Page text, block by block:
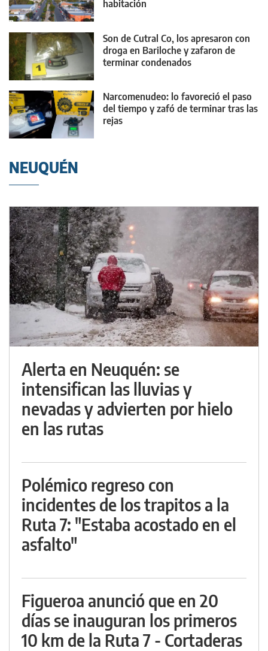
habitación
Son de Cutral Co, los apresaron con
droga en Bariloche y zafaron de
terminar condenados
Narcomenudeo: lo favoreció el paso
del tiempo y zafó de terminar tras las
rejas
NEUQUÉN
Alerta en Neuquén: se
intensifican las lluvias y
nevadas y advierten por hielo
en las rutas
Polémico regreso con
incidentes de los trapitos a la
Ruta 7: "Estaba acostado en el
asfalto"
Figueroa anunció que en 20
días se inauguran los primeros
10 km de la Ruta 7 - Cortaderas